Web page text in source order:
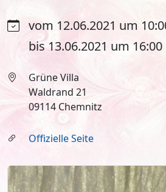
vom 12.06.2021 um
bis 13.06.2021 um
Grüne Villa
Waldrand 21
09114 Chemnitz
Offizielle Seite